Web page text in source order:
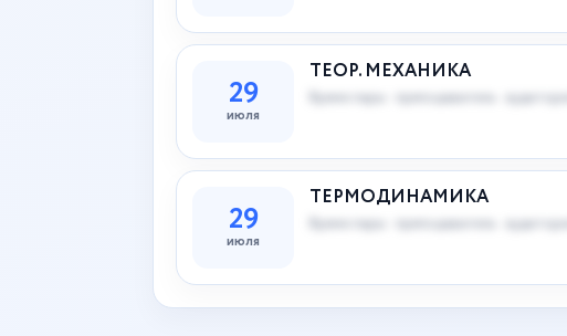
29
июля
ТЕОР. МЕХАНИКА
Время пары · преподаватель · аудитория
29
июля
ТЕРМОДИНАМИКА
Время пары · преподаватель · аудитория